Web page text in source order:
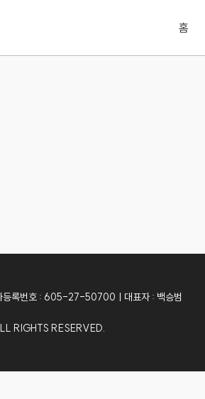
홈
등록번호 : 605-27-50700ㅣ대표자 : 백승범
RIGHTS RESERVED.